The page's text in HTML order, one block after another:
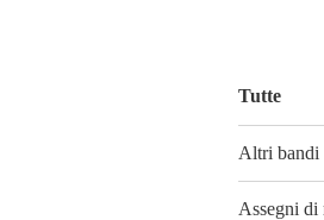
Tutte
Altri bandi
Assegni di